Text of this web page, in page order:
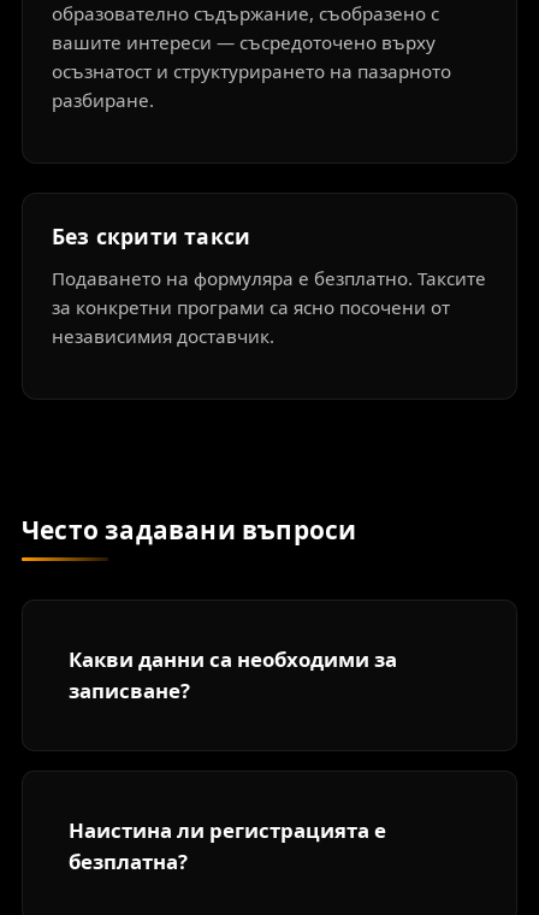
образователно съдържание, съобразено с
вашите интереси — съсредоточено върху
осъзнатост и структурирането на пазарното
разбиране.
Без скрити такси
Подаването на формуляра е безплатно. Таксите
за конкретни програми са ясно посочени от
независимия доставчик.
Често задавани въпроси
Какви данни са необходими за
записване?
Наистина ли регистрацията е
безплатна?